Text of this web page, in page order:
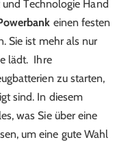
Technologie Hand
einen festen
Sie ist mehr als nur
lädt. Ihre
zu starten,
sind. In diesem
was Sie über eine
um eine gute Wahl